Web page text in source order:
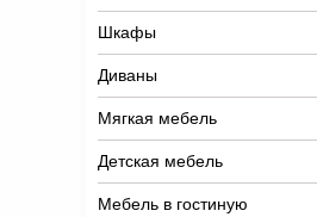
Шкафы
Диваны
Мягкая мебель
Детская мебель
Мебель в гостиную